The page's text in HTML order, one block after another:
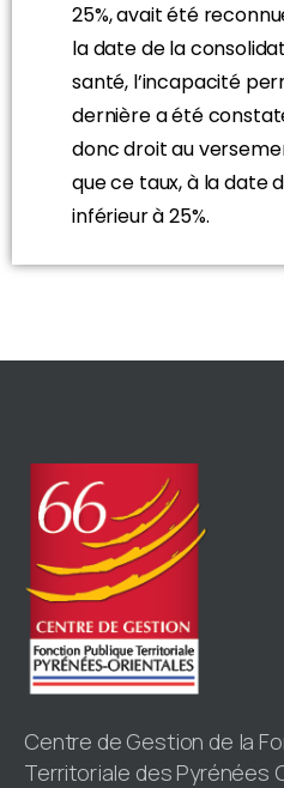
25%, avait été
la date de la
santé, l’incapacité
dernière a été
donc droit au
que ce taux, à la date
inférieur à 25%.
Centre de Gestion de la
Territoriale des Pyrénées